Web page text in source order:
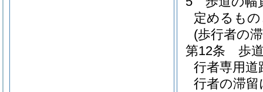
定めるも
(歩行者の
第12条
歩
行者専用道
行者の滞